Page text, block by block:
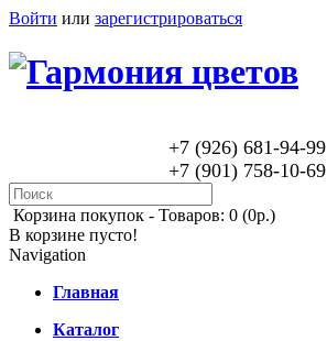
Войти или зарегистрироваться
+7 (926) 681-94-99
+7 (901) 758-10-69
Корзина покупок - Товаров: 0 (0р.)
В корзине пусто!
Navigation
Главная
Каталог